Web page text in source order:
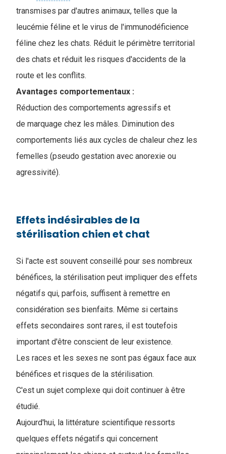
transmises par d'autres animaux, telles que la
leucémie féline et le virus de l'immunodéficience
féline chez les chats. Réduit le périmètre territorial
des chats et réduit les risques d'accidents de la
route et les conflits.
Avantages comportementaux :
Réduction des comportements agressifs et
de marquage chez les mâles. Diminution des
comportements liés aux cycles de chaleur chez les
femelles (pseudo gestation avec anorexie ou
agressivité).
Effets indésirables de la
stérilisation chien et chat
Si l'acte est souvent conseillé pour ses nombreux
bénéfices, la stérilisation peut impliquer des effets
négatifs qui, parfois, suffisent à remettre en
considération ses bienfaits. Même si certains
effets secondaires sont rares, il est toutefois
important d'être conscient de leur existence.
Les races et les sexes ne sont pas égaux face aux
bénéfices et risques de la stérilisation.
C'est un sujet complexe qui doit continuer à être
étudié.
Aujourd'hui, la littérature scientifique ressorts
quelques effets négatifs qui concernent